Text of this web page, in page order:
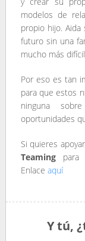
modelos de
propio hijo.
futuro sin una
mucho más
Por eso es tan
para que estos
ninguna
oportunidades
Si quieres
Teamingpara
Enlace aquí
Y tú,